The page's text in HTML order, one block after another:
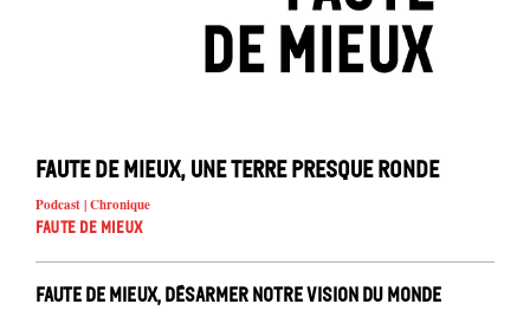
Faute de mieux, une Terre presque ronde
Podcast | Chronique
Faute de mieux
Faute de mieux, désarmer notre vision du monde